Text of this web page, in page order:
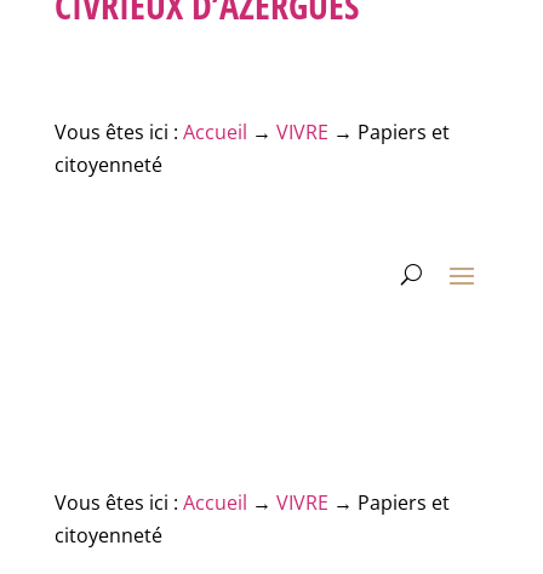
Vous êtes ici : Accueil → VIVRE → Papiers et
citoyenneté
Vous êtes ici : Accueil → VIVRE → Papiers et
citoyenneté